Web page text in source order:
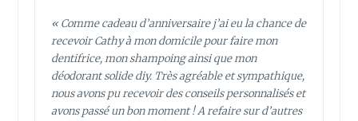
« Comme cadeau d’anniversaire j’ai eu la chance de
recevoir Cathy à mon domicile pour faire mon
dentifrice, mon shampoing ainsi que mon
déodorant solide diy. Très agréable et sympathique,
nous avons pu recevoir des conseils personnalisés et
avons passé un bon moment ! A refaire sur d’autres